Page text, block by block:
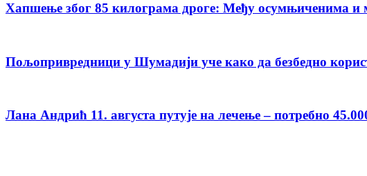
Хапшење због 85 килограма дроге: Међу осумњиченима и
Пољопривредници у Шумадији уче како да безбедно
Лана Андрић 11. августа путује на лечење – потребно